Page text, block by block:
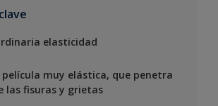
elasticidad
película muy elástica, que penetra
las fisuras y grietas